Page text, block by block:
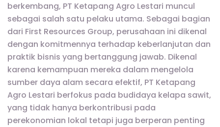
berkembang, PT Ketapang Agro Lestari muncul
sebagai salah satu pelaku utama. Sebagai bagian
dari First Resources Group, perusahaan ini dikenal
dengan komitmennya terhadap keberlanjutan dan
praktik bisnis yang bertanggung jawab. Dikenal
karena kemampuan mereka dalam mengelola
sumber daya alam secara efektif, PT Ketapang
Agro Lestari berfokus pada budidaya kelapa sawit,
yang tidak hanya berkontribusi pada
perekonomian lokal tetapi juga berperan penting